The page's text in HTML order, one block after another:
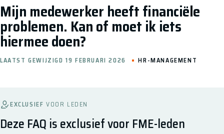
Mijn medewerker heeft financiële
problemen. Kan of moet ik iets
hiermee doen?
LAATST GEWIJZIGD 19 FEBRUARI 2026 HR-MANAGEMENT
EXCLUSIEF VOOR LEDEN
Deze FAQ is exclusief voor FME-leden